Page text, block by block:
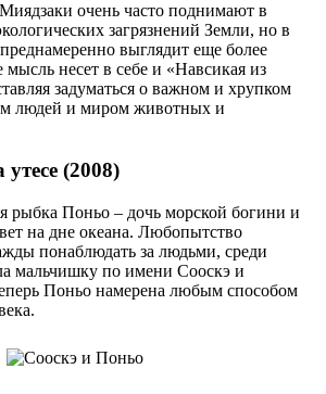
очень часто поднимают в
загрязнений Земли, но в
выглядит еще более
несет в себе и «Навсикая из
задуматься о важном и хрупком
людей и миром животных и
(2008)
рыбка Поньо – дочь морской богини и
на дне океана. Любопытство
понаблюдать за людьми, среди
мальчишку по имени Сооскэ и
Поньо намерена любым способом